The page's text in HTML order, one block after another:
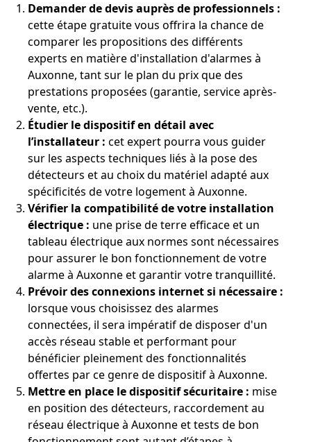
Demander de devis auprès de professionnels :
cette étape gratuite vous offrira la chance de
comparer les propositions des différents
experts en matière d'installation d'alarmes à
Auxonne, tant sur le plan du prix que des
prestations proposées (garantie, service après-
vente, etc.).
Étudier le dispositif en détail avec
l’installateur : cet expert pourra vous guider
sur les aspects techniques liés à la pose des
détecteurs et au choix du matériel adapté aux
spécificités de votre logement à Auxonne.
Vérifier la compatibilité de votre installation
électrique : une prise de terre efficace et un
tableau électrique aux normes sont nécessaires
pour assurer le bon fonctionnement de votre
alarme à Auxonne et garantir votre tranquillité.
Prévoir des connexions internet si nécessaire :
lorsque vous choisissez des alarmes
connectées, il sera impératif de disposer d'un
accès réseau stable et performant pour
bénéficier pleinement des fonctionnalités
offertes par ce genre de dispositif à Auxonne.
Mettre en place le dispositif sécuritaire : mise
en position des détecteurs, raccordement au
réseau électrique à Auxonne et tests de bon